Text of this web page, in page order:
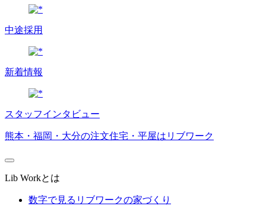
中途採用
新着情報
スタッフインタビュー
熊本・福岡・大分の注文住宅・平屋はリブワーク
Lib Workとは
数字で見るリブワークの家づくり